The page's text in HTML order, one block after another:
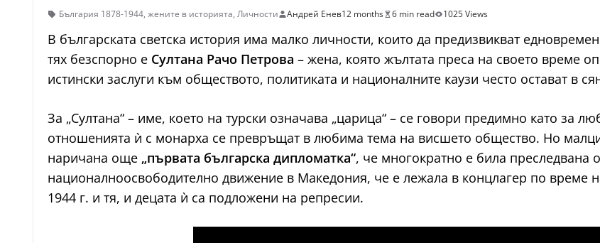
България 1878-1944, жените в историята, Личности Андрей Енев12 months 6 min read 1025 Views
В българската светска история има малко личности, които да предизвикват
тях безспорно е Султана Рачо Петрова – жена, която жълтата преса на своето време
истински заслуги към обществото, политиката и националните каузи често остават в
За „Султана“ – име, което на турски означава „царица“ – се говори предимно като за
отношенията ѝ с монарха се превръщат в любима тема на висшето общество. Но
наричана още „първата българска дипломатка“, че многократно е била преследвана
националноосвободително движение в Македония, че е лежала в концлагер по време
1944 г. и тя, и децата ѝ са подложени на репресии.